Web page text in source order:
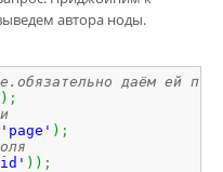
автора ноды.
даём ей
) ;
'page' ) ;
) ) ;